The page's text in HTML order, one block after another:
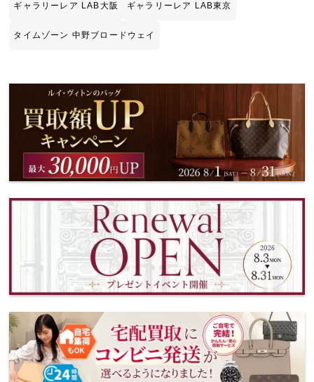
ギャラリーレア LAB大阪 ギャラリーレア LAB東京
タイムゾーン 中野ブロードウェイ